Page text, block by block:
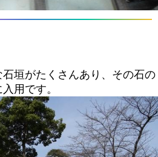
垣がたくさんあり、その石の
用です。